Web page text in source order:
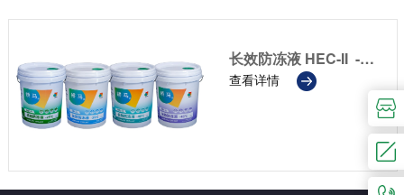
长效防冻液 HEC-II -25℃、-35℃、-40℃、-45℃
查看详情